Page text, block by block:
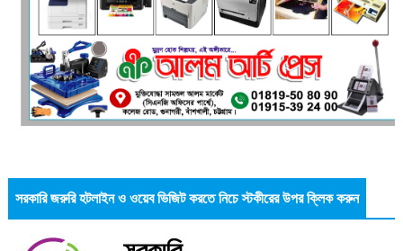
সরকারি জরুরি হটলাইন ও ওয়েব ভিজিট করতে নিচে স্টকীরের উপর ক্লিক করুন